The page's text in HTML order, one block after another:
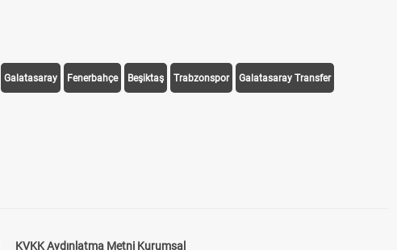
Galatasaray Fenerbahçe Beşiktaş Trabzonspor Galatasaray Transfer
KVKK Aydınlatma Metni Kurumsal